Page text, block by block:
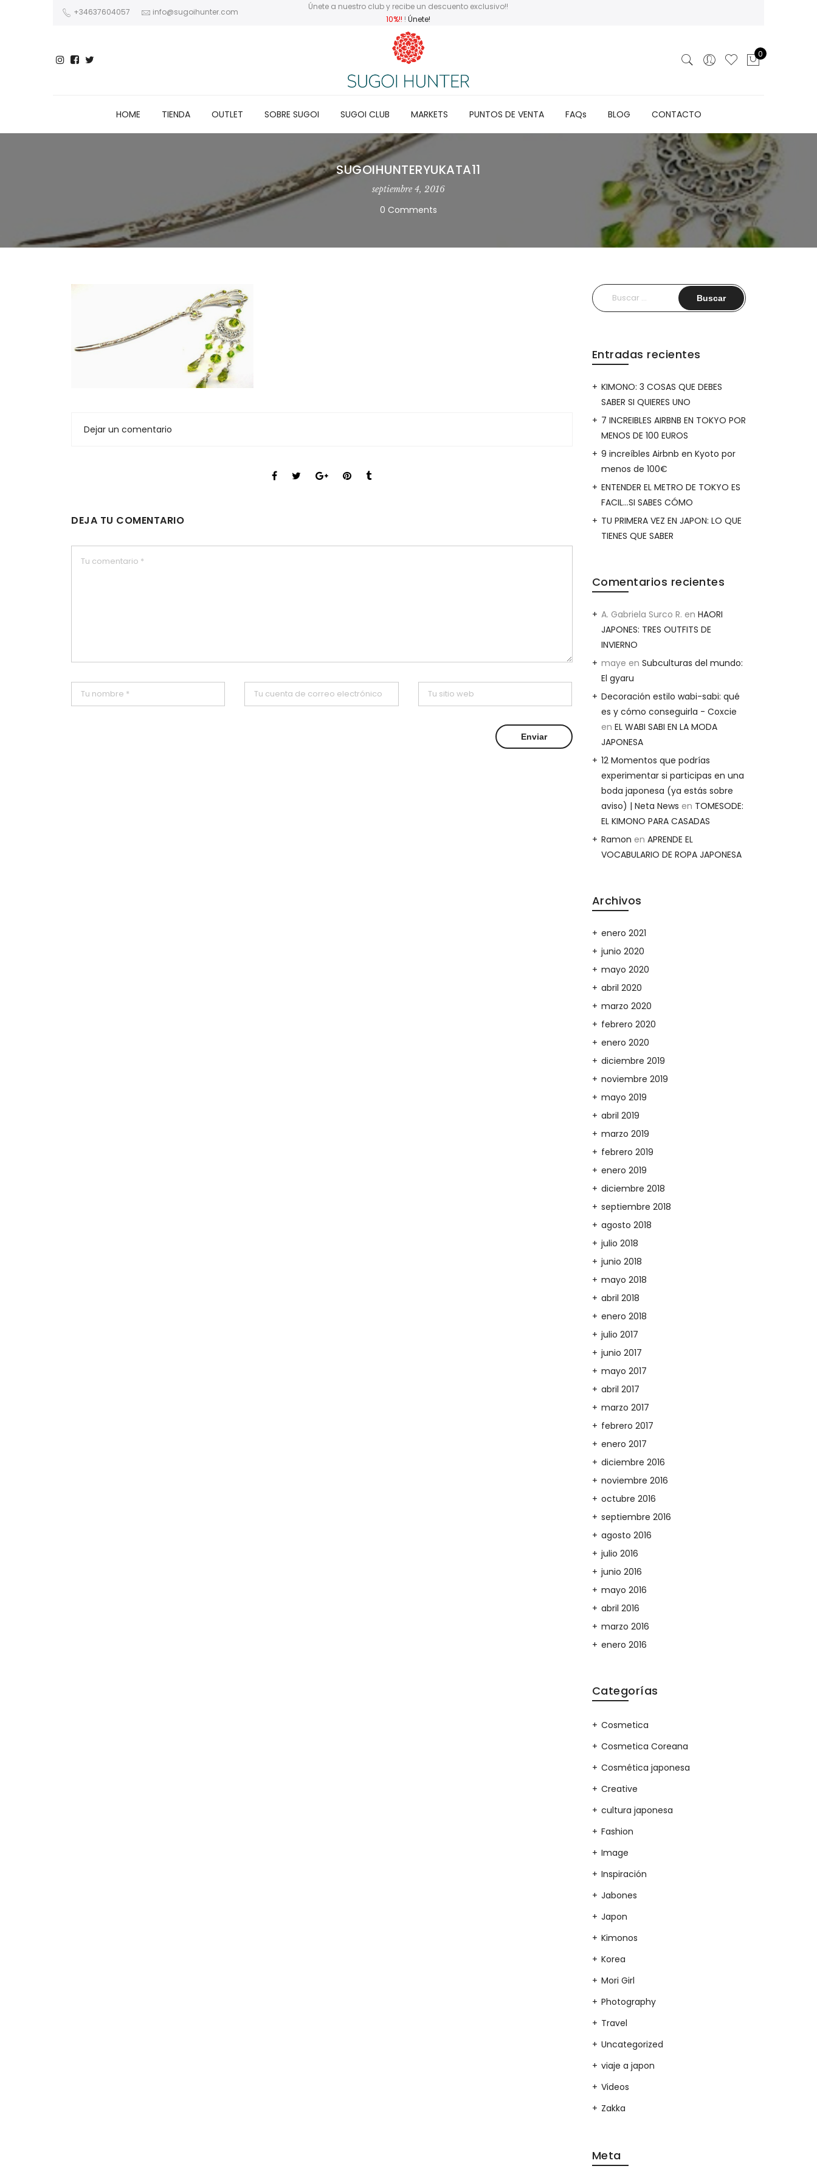
+34637604057 info@sugoihunter.com
Únete a nuestro club y recibe un descuento exclusivo!!
10%!! !Únete!
0
HOME TIENDA OUTLET SOBRE SUGOI SUGOI CLUB MARKETS PUNTOS DE VENTA FAQs BLOG CONTACTO
SUGOIHUNTERYUKATA11
septiembre 4, 2016
0 Comments
Dejar un comentario
DEJA TU COMENTARIO
Buscar:
Entradas recientes
KIMONO: 3 COSAS QUE DEBES
SABER SI QUIERES UNO
7 INCREIBLES AIRBNB EN TOKYO POR
MENOS DE 100 EUROS
9 increíbles Airbnb en Kyoto por
menos de 100€
ENTENDER EL METRO DE TOKYO ES
FACIL…SI SABES CÓMO
TU PRIMERA VEZ EN JAPON: LO QUE
TIENES QUE SABER
Comentarios recientes
A. Gabriela Surco R. en HAORI
JAPONES: TRES OUTFITS DE
INVIERNO
maye en Subculturas del mundo:
El gyaru
Decoración estilo wabi-sabi: qué
es y cómo conseguirla - Coxcie
en EL WABI SABI EN LA MODA
JAPONESA
12 Momentos que podrías
experimentar si participas en una
boda japonesa (ya estás sobre
aviso) | Neta News en TOMESODE:
EL KIMONO PARA CASADAS
Ramon en APRENDE EL
VOCABULARIO DE ROPA JAPONESA
Archivos
enero 2021
junio 2020
mayo 2020
abril 2020
marzo 2020
febrero 2020
enero 2020
diciembre 2019
noviembre 2019
mayo 2019
abril 2019
marzo 2019
febrero 2019
enero 2019
diciembre 2018
septiembre 2018
agosto 2018
julio 2018
junio 2018
mayo 2018
abril 2018
enero 2018
julio 2017
junio 2017
mayo 2017
abril 2017
marzo 2017
febrero 2017
enero 2017
diciembre 2016
noviembre 2016
octubre 2016
septiembre 2016
agosto 2016
julio 2016
junio 2016
mayo 2016
abril 2016
marzo 2016
enero 2016
Categorías
Cosmetica
Cosmetica Coreana
Cosmética japonesa
Creative
cultura japonesa
Fashion
Image
Inspiración
Jabones
Japon
Kimonos
Korea
Mori Girl
Photography
Travel
Uncategorized
viaje a japon
Videos
Zakka
Meta